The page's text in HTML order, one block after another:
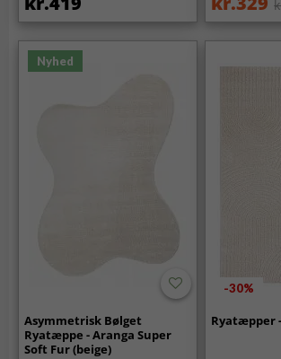
Nyhed
Asymmetrisk Bølget
Ryatæppe - Aranga Super
Soft Fur (beige)
-30%
Ryatæpper